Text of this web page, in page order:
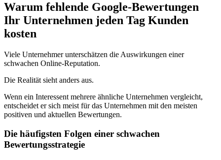
Warum fehlende Google-Bewertungen
Ihr Unternehmen jeden Tag Kunden
kosten
Viele Unternehmer unterschätzen die Auswirkungen einer
schwachen Online-Reputation.
Die Realität sieht anders aus.
Wenn ein Interessent mehrere ähnliche Unternehmen vergleicht,
entscheidet er sich meist für das Unternehmen mit den meisten
positiven und aktuellen Bewertungen.
Die häufigsten Folgen einer schwachen
Bewertungsstrategie